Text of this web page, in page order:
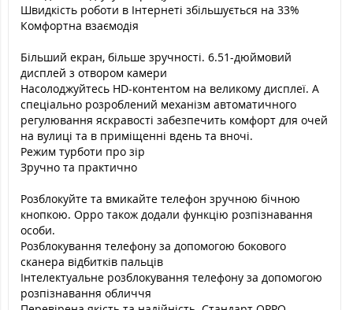
Швидкість роботи в Інтернеті збільшується на 33%
Комфортна взаємодія
Більший екран, більше зручності. 6.51-дюймовий
дисплей з отвором камери
Насолоджуйтесь HD-контентом на великому дисплеї. А
спеціально розроблений механізм автоматичного
регулювання яскравості забезпечить комфорт для очей
на вулиці та в приміщенні вдень та вночі.
Режим турботи про зір
Зручно та практично
Розблокуйте та вмикайте телефон зручною бічною
кнопкою. Oppo також додали функцію розпізнавання
особи.
Розблокування телефону за допомогою бокового
сканера відбитків пальців
Інтелектуальне розблокування телефону за допомогою
розпізнавання обличчя